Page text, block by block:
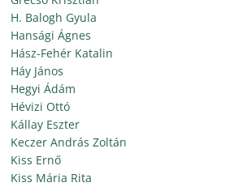
H. Balogh Gyula
Hansági Ágnes
Hász-Fehér Katalin
Háy János
Hegyi Ádám
Hévizi Ottó
Kállay Eszter
Keczer András Zoltán
Kiss Ernő
Kiss Mária Rita